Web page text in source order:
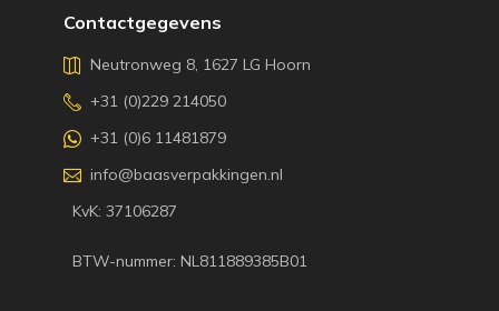
Contactgegevens
Neutronweg 8, 1627 LG Hoorn
+31 (0)229 214050
+31 (0)6 11481879
info@baasverpakkingen.nl
KvK: 37106287
BTW-nummer: NL811889385B01